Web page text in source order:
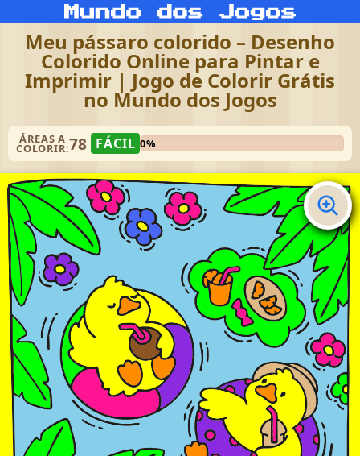
Meu pássaro colorido – Desenho
Colorido Online para Pintar e
Imprimir | Jogo de Colorir Grátis
no Mundo dos Jogos
ÁREAS A
COLORIR:78 FÁCIL 0%